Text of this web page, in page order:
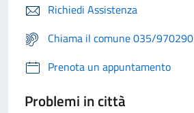
Richiedi Assistenza
Chiama il comune 035/970290
Prenota un appuntamento
Problemi in città